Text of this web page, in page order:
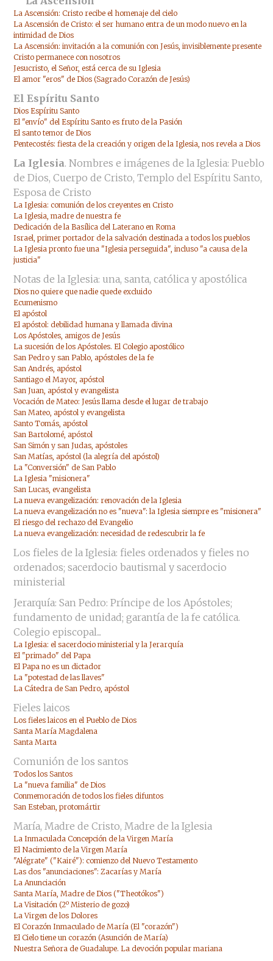
La Ascensión: Cristo recibe el homenaje del cielo
La Ascensión de Cristo: el ser humano entra de un modo nuevo en la
intimidad de Dios
La Ascensión: invitación a la comunión con Jesús, invisiblemente presente
Cristo permanece con nosotros
Jesucristo, el Señor, está cerca de su Iglesia
El amor "eros" de Dios (Sagrado Corazón de Jesús)
El Espíritu Santo
Dios Espíritu Santo
El "envío" del Espíritu Santo es fruto de la Pasión
El santo temor de Dios
Pentecostés: fiesta de la creación y origen de la Iglesia, nos revela a Dios
La Iglesia. Nombres e imágenes de la Iglesia: Pueblo
de Dios, Cuerpo de Cristo, Templo del Espíritu Santo,
Esposa de Cristo
La Iglesia: comunión de los creyentes en Cristo
La Iglesia, madre de nuestra fe
Dedicación de la Basílica del Laterano en Roma
Israel, primer portador de la salvación destinada a todos los pueblos
La Iglesia pronto fue una "Iglesia perseguida", incluso "a causa de la
justicia"
Notas de la Iglesia: una, santa, católica y apostólica
Dios no quiere que nadie quede excluido
Ecumenismo
El apóstol
El apóstol: debilidad humana y llamada divina
Los Apóstoles, amigos de Jesús
La sucesión de los Apóstoles. El Colegio apostólico
San Pedro y san Pablo, apóstoles de la fe
San Andrés, apóstol
Santiago el Mayor, apóstol
San Juan, apóstol y evangelista
Vocación de Mateo: Jesús llama desde el lugar de trabajo
San Mateo, apóstol y evangelista
Santo Tomás, apóstol
San Bartolomé, apóstol
San Simón y san Judas, apóstoles
San Matías, apóstol (la alegría del apóstol)
La "Conversión" de San Pablo
La Iglesia "misionera"
San Lucas, evangelista
La nueva evangelización: renovación de la Iglesia
La nueva evangelización no es "nueva": la Iglesia siempre es "misionera"
El riesgo del rechazo del Evangelio
La nueva evangelización: necesidad de redescubrir la fe
Los fieles de la Iglesia: fieles ordenados y fieles no
ordenados; sacerdocio bautismal y sacerdocio
ministerial
Jerarquía: San Pedro: Príncipe de los Apóstoles;
fundamento de unidad; garantía de la fe católica.
Colegio episcopal...
La Iglesia: el sacerdocio ministerial y la Jerarquía
El "primado" del Papa
El Papa no es un dictador
La "potestad de las llaves"
La Cátedra de San Pedro, apóstol
Fieles laicos
Los fieles laicos en el Pueblo de Dios
Santa María Magdalena
Santa Marta
Comunión de los santos
Todos los Santos
La "nueva familia" de Dios
Conmemoración de todos los fieles difuntos
San Esteban, protomártir
María, Madre de Cristo, Madre de la Iglesia
La Inmaculada Concepción de la Virgen María
El Nacimiento de la Virgen María
"Alégrate" ("Kairé"): comienzo del Nuevo Testamento
Las dos "anunciaciones": Zacarías y María
La Anunciación
Santa María, Madre de Dios ("Theotókos")
La Visitación (2º Misterio de gozo)
La Virgen de los Dolores
El Corazón Inmaculado de María (El "corazón")
El Cielo tiene un corazón (Asunción de María)
Nuestra Señora de Guadalupe. La devoción popular mariana